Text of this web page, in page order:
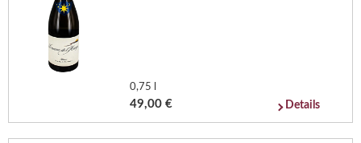
0,75 l
49,00 € Details